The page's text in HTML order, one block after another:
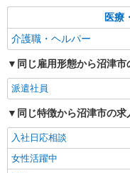
時給
1,450円
いOK（
すいエ
い！！
アルバイト パート 派遣社員
日研トータルソーシング株
ス
未経
医療
介護職・ヘルパー
同じ雇用形態から沼津市
派遣社員
同じ特徴から沼津市の求
入社日応相談
女性活躍中